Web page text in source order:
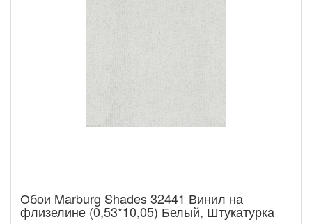
Обои Marburg Shades 32441 Винил на
флизелине (0,53*10,05) Белый, Штукатурка